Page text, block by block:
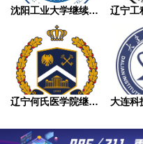
沈阳工业大学继续教育学院成人高考
辽宁何氏医学院继续教育学院成人高考